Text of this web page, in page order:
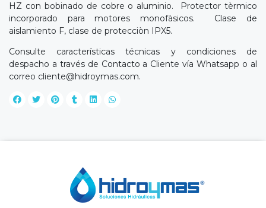
HZ con bobinado de cobre o aluminio. Protector tèrmico
incorporado para motores monofàsicos. Clase de
aislamiento F, clase de protecciòn IPX5.
Consulte características técnicas y condiciones de
despacho a través de Contacto a Cliente vía Whatsapp o al
correo cliente@hidroymas.com.